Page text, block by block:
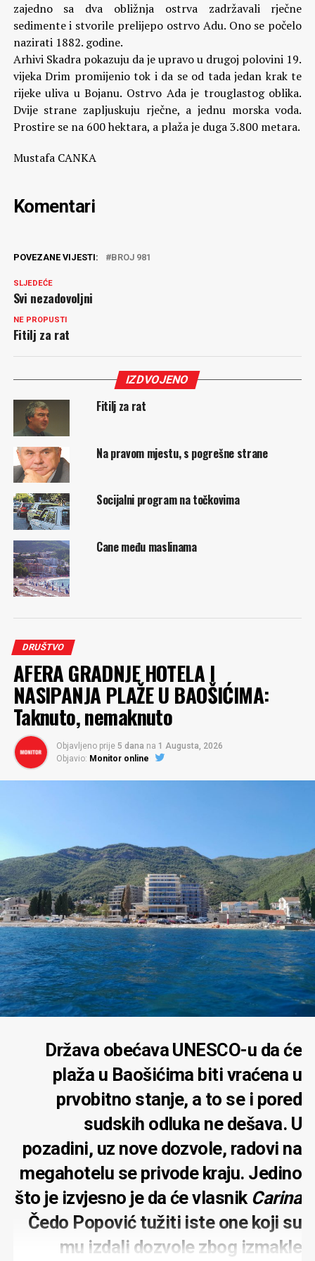
zajedno sa dva obližnja ostrva zadržavali rječne
sedimente i stvorile prelijepo ostrvo Adu. Ono se počelo
nazirati 1882. godine.
Arhivi Skadra pokazuju da je upravo u drugoj polovini 19.
vijeka Drim promijenio tok i da se od tada jedan krak te
rijeke uliva u Bojanu. Ostrvo Ada je trouglastog oblika.
Dvije strane zapljuskuju rječne, a jednu morska voda.
Prostire se na 600 hektara, a plaža je duga 3.800 metara.
Mustafa CANKA
Komentari
POVEZANE VIJESTI: BROJ 981
SLJEDEĆE
Svi nezadovoljni
NE PROPUSTI
Fitilj za rat
IZDVOJENO
Fitilj za rat
Na pravom mjestu, s pogrešne strane
Socijalni program na točkovima
Cane među maslinama
DRUŠTVO
AFERA GRADNJE HOTELA I
NASIPANJA PLAŽE U BAOŠIĆIMA:
Taknuto, nemaknuto
Objavljeno prije 5 dana na 1 Augusta, 2026
Objavio: Monitor online
Država obećava UNESCO-u da će
plaža u Baošićima biti vraćena u
prvobitno stanje, a to se i pored
sudskih odluka ne dešava. U
pozadini, uz nove dozvole, radovi na
megahotelu se privode kraju. Jedino
što je izvjesno je da će vlasnik Carina
Čedo Popović tužiti iste one koji su
mu izdali dozvole zbog izmakle